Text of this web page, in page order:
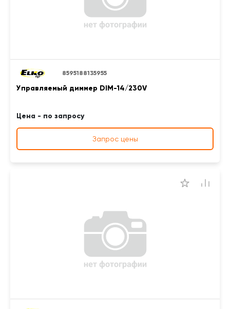
8595188135955
Управляемый диммер DIM-14/230V
Цена - по запросу
Запрос цены